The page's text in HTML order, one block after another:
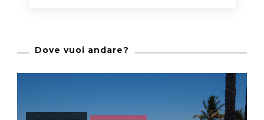
Dove vuoi andare?